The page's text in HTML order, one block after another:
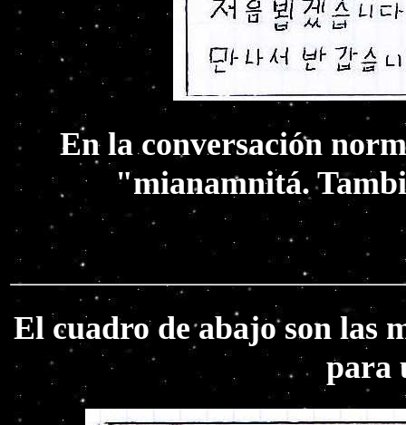
En la conversación
"mianamnitá.
El cuadro de abajo son las
para